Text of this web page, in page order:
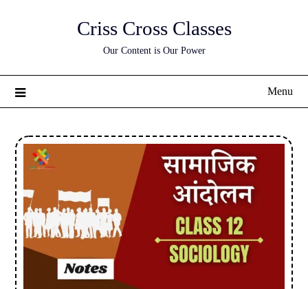
Criss Cross Classes
Our Content is Our Power
Menu